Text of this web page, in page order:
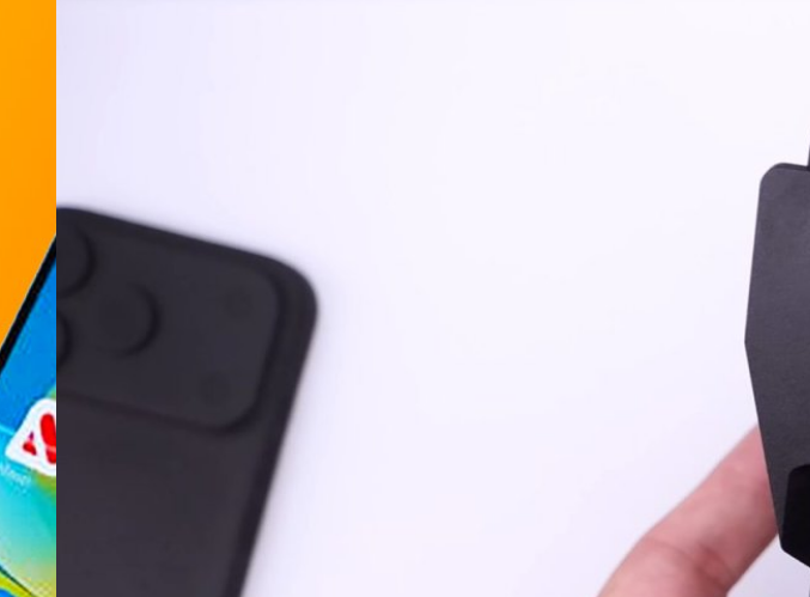
จากข้อมูลล่าสุด Ice Universe ออกมาเผยว่า iPhone 17 Air จะมีความหนาเพียง 5.5 มม. และมีหน้าจอขนาด
6.9 นิ้ว ซึ่งเท่ากับ iPhone 17 Pro Max โดยจะมีขนาดตัวเครื่อง ขอบจอ และดีไซน์คล้ายกับ iPhone 16 Pro
Max ต่อมาทาง Ice Universe ได้โพสต์วิดีโอเรนเดอร์ของ iPhone 17 Air ซึ่งเคยมีนักวิเคราะห์อย่าง หมิงจี ก๊วะ
(Ming-Chi Kuo) และ เจฟฟ์ ปู…
พิมพ์ศิริ ธัญญาต๊ะหิรัญ